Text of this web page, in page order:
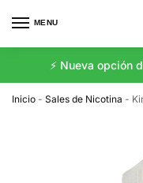
MENU
⚡️ Nueva opción
Inicio - Sales de Nicotina -